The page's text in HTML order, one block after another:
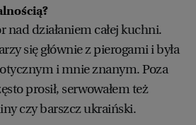
nad działaniem całej kuchni.
się głównie z pierogami i była
i mnie znanym. Poza
prosił, serwowałem też
czy barszcz ukraiński.